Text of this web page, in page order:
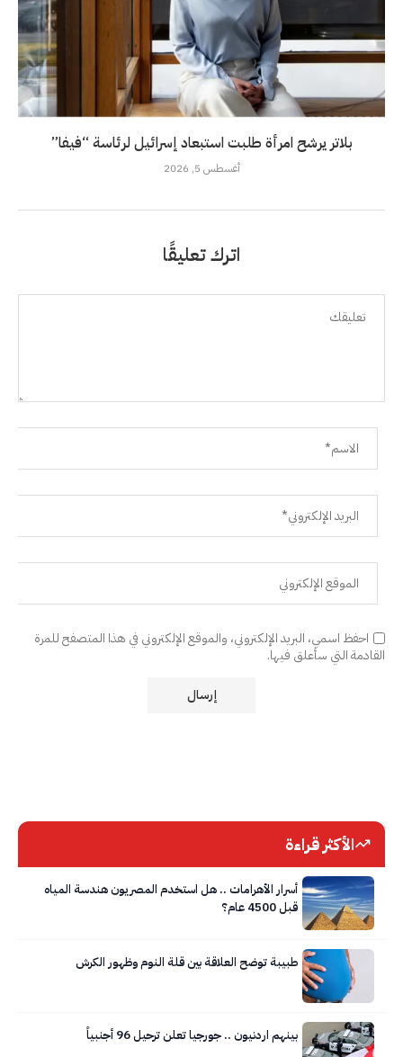
بلاتر يرشح امرأة طلبت استبعاد إسرائيل لرئاسة “فيفا”
أغسطس 5, 2026
اترك تعليقًا
احفظ اسمي، البريد الإلكتروني، والموقع الإلكتروني في هذا المتصفح للمرة
القادمة التي سأعلق فيها.
الأكثر قراءة
أسرار الأهرامات .. هل استخدم المصريون هندسة المياه
قبل 4500 عام؟
طبيبة توضح العلاقة بين قلة النوم وظهور الكرش
بينهم اردنيون .. جورجيا تعلن ترحيل 96 أجنبياً